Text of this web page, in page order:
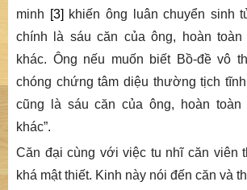
minh [3] khiến ông luân chuyển sinh
chính là sáu căn của ông, hoàn
khác. Ông nếu muốn biết Bồ-đề vô
chóng chứng tâm diệu thường tịch
cũng là sáu căn của ông, hoàn
khác”.
Căn đại cùng với việc tu nhĩ căn viên
khá mật thiết. Kinh này nói đến căn và